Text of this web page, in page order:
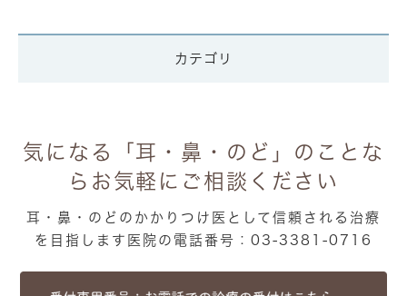
カテゴリ
気になる「耳・鼻・のど」のことな
ら お気軽にご相談ください
耳・鼻・のどのかかりつけ医として信頼される治療
を目指します 医院の電話番号：03-3381-0716